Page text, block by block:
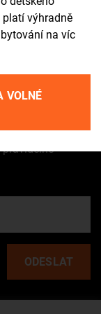
na zámku?
platí výhradně
na víc
VOLNÉ